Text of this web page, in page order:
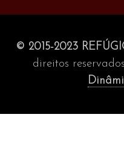
© 2015-2023
direitos